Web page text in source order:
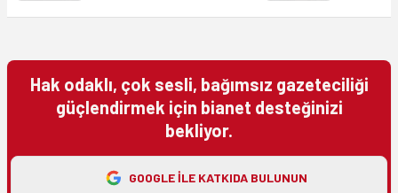
Hak odaklı, çok sesli, bağımsız gazeteciliği
güçlendirmek için bianet desteğinizi
bekliyor.
GOOGLE ILE KATKIDA BULUNUN